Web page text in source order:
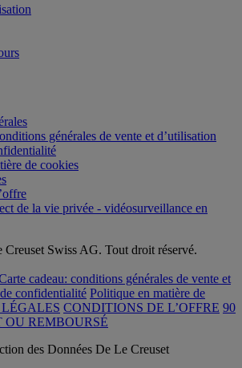
générales de vente et d’utilisation
de cookies
de la vie privée - vidéosurveillance en
Swiss AG. Tout droit réservé.
cadeau: conditions générales de vente et
confidentialité Politique en matière de
CONDITIONS DE L’OFFRE 90
OU REMBOURSÉ
des Données De Le Creuset